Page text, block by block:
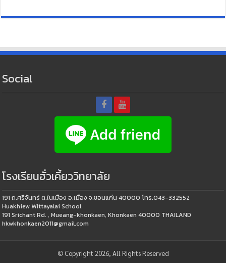
Social
โรงเรียนฮั่วเคี้ยววิทยาลัย
191 ถ.ศรีจันทร์ ต.ในเมือง อ.เมือง จ.ขอนแก่น 40000 โทร.043-332552
Huakhiew Wittayalai School
191 Srichant Rd. , Mueang-khonkaen, Khonkaen 40000 THAILAND
hkwkhonkaen2011@gmail.com
© Copyright 2026, All Rights Reserved